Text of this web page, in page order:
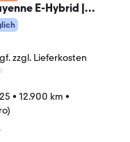
E-Hybrid |
| Luftfederung
zzgl. Lieferkosten
• 12.900 km •